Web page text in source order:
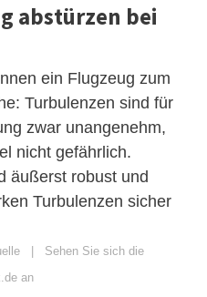
abstürzen bei
ein Flugzeug zum
Turbulenzen sind für
zwar unangenehm,
nicht gefährlich.
äußerst robust und
Turbulenzen sicher
| Sehen Sie sich die
an